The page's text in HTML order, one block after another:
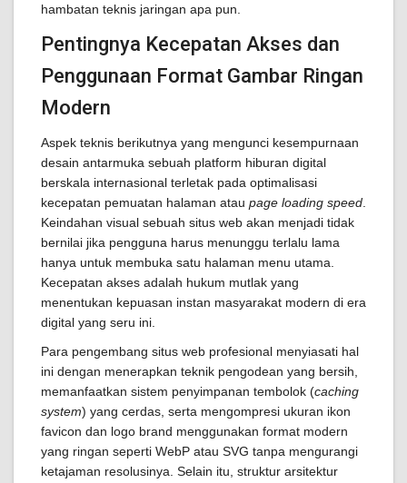
hambatan teknis jaringan apa pun.
Pentingnya Kecepatan Akses dan
Penggunaan Format Gambar Ringan
Modern
Aspek teknis berikutnya yang mengunci kesempurnaan
desain antarmuka sebuah platform hiburan digital
berskala internasional terletak pada optimalisasi
kecepatan pemuatan halaman atau page loading speed
Keindahan visual sebuah situs web akan menjadi tidak
bernilai jika pengguna harus menunggu terlalu lama
hanya untuk membuka satu halaman menu utama.
Kecepatan akses adalah hukum mutlak yang
menentukan kepuasan instan masyarakat modern di era
digital yang seru ini.
Para pengembang situs web profesional menyiasati hal
ini dengan menerapkan teknik pengodean yang bersih,
memanfaatkan sistem penyimpanan tembolok (caching
system) yang cerdas, serta mengompresi ukuran ikon
favicon dan logo brand menggunakan format modern
yang ringan seperti WebP atau SVG tanpa mengurangi
ketajaman resolusinya. Selain itu, struktur arsitektur